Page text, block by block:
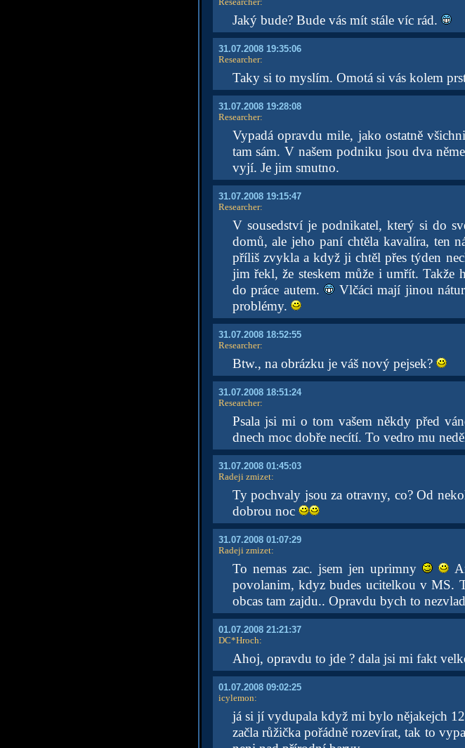
Jaký bude? Bude vás mít stále víc rád.
31.07.2008 19:35:06
Researcher:
Taky si to myslím. Omotá si vás kolem
31.07.2008 19:28:08
Researcher:
Vypadá opravdu mile, jako ostatně
tam sám. V našem podniku jsou dva
vyjí. Je jim smutno.
31.07.2008 19:15:47
Researcher:
V sousedství je podnikatel, který si do
domů, ale jeho paní chtěla kavalíra, ten
příliš zvykla a když ji chtěl přes týden
jim řekl, že steskem může i umřít. Takže
do práce autem.
Vlčáci mají jinou
problémy.
31.07.2008 18:52:55
Researcher:
Btw., na obrázku je váš nový pejsek?
31.07.2008 18:51:24
Researcher:
Psala jsi mi o tom vašem někdy před
dnech moc dobře necítí. To vedro mu
31.07.2008 01:45:03
Radeji zmizet:
Ty pochvaly jsou za otravny, co? Od
dobrou noc
31.07.2008 01:07:29
Radeji zmizet:
To nemas zac. jsem jen uprimny
povolanim, kdyz budes ucitelkou v MS.
obcas tam zajdu.. Opravdu bych to
01.07.2008 21:21:37
DC*Hroch:
Ahoj, opravdu to jde ? dala jsi mi fakt
01.07.2008 09:02:25
icylemon:
já si jí vydupala když mi bylo nějakejch
začla růžička pořádně rozevírat, tak to